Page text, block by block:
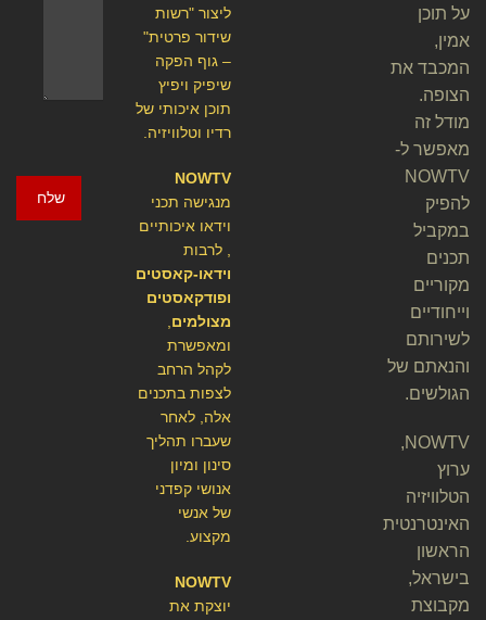
שלח
ליצור "רשות
שידור פרטית"
– גוף הפקה
שיפיק ויפיץ
תוכן איכותי של
רדיו וטלוויזיה.
NOWTV
מנגישה תכני
וידאו איכותיים
, לרבות
וידאו-קאסטים
ופודקאסטים
מצולמים,
ומאפשרת
לקהל הרחב
לצפות בתכנים
אלה, לאחר
שעברו תהליך
סינון ומיון
אנושי קפדני
של אנשי
מקצוע.
NOWTV
יוצקת את
על תוכן
אמין,
המכבד את
הצופה.
מודל זה
מאפשר ל-
NOWTV
להפיק
במקביל
תכנים
מקוריים
וייחודיים
לשירותם
והנאתם של
הגולשים.
NOWTV,
ערוץ
הטלוויזיה
האינטרנטית
הראשון
בישראל,
מקבוצת